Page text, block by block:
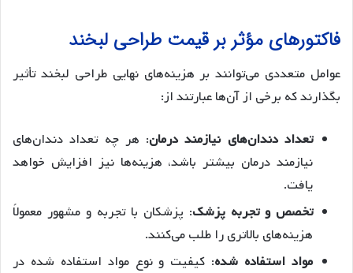
فاکتورهای مؤثر بر قیمت طراحی لبخند
عوامل متعددی می‌توانند بر هزینه‌های نهایی طراحی لبخند تأثیر
بگذارند که برخی از آن‌ها عبارتند از:
تعداد دندان‌های نیازمند درمان: هر چه تعداد دندان‌های
نیازمند درمان بیشتر باشد، هزینه‌ها نیز افزایش خواهد
یافت.
تخصص و تجربه پزشک: پزشکان با تجربه و مشهور معمولاً
هزینه‌های بالاتری را طلب می‌کنند.
مواد استفاده شده: کیفیت و نوع مواد استفاده شده در